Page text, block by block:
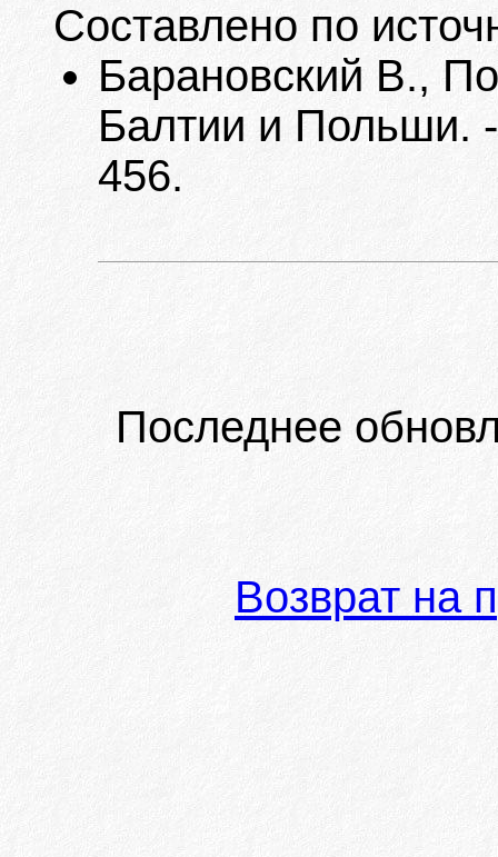
Составлено по
Барановский В.,
Балтии и Польши.
456.
Последнее
Возврат на